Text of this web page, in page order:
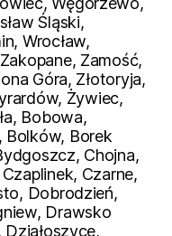
Śląski,
Wrocław,
Zamość,
Góra, Złotoryja,
Żywiec,
Bobowa,
Bolków, Borek
Chojna,
Czarne,
Dobrodzień,
Drawsko